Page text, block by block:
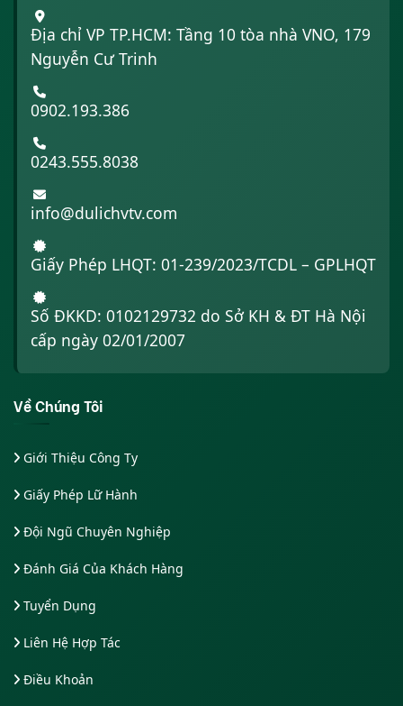
Địa chỉ VP TP.HCM: Tầng 10 tòa nhà VNO, 179
Nguyễn Cư Trinh
0902.193.386
0243.555.8038
info@dulichvtv.com
Giấy Phép LHQT: 01-239/2023/TCDL – GPLHQT
Số ĐKKD: 0102129732 do Sở KH & ĐT Hà Nội
cấp ngày 02/01/2007
Về Chúng Tôi
Giới Thiệu Công Ty
Giấy Phép Lữ Hành
Đội Ngũ Chuyên Nghiệp
Đánh Giá Của Khách Hàng
Tuyển Dụng
Liên Hệ Hợp Tác
Điều Khoản